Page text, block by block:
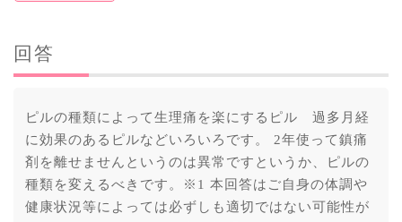
回答
ピルの種類によって生理痛を楽にするピル 過多月経
に効果のあるピルなどいろいろです。 2年使って鎮痛
剤を離せませんというのは異常ですというか、ピルの
種類を変えるべきです。※1 本回答はご自身の体調や
健康状況等によっては必ずしも適切ではない可能性が